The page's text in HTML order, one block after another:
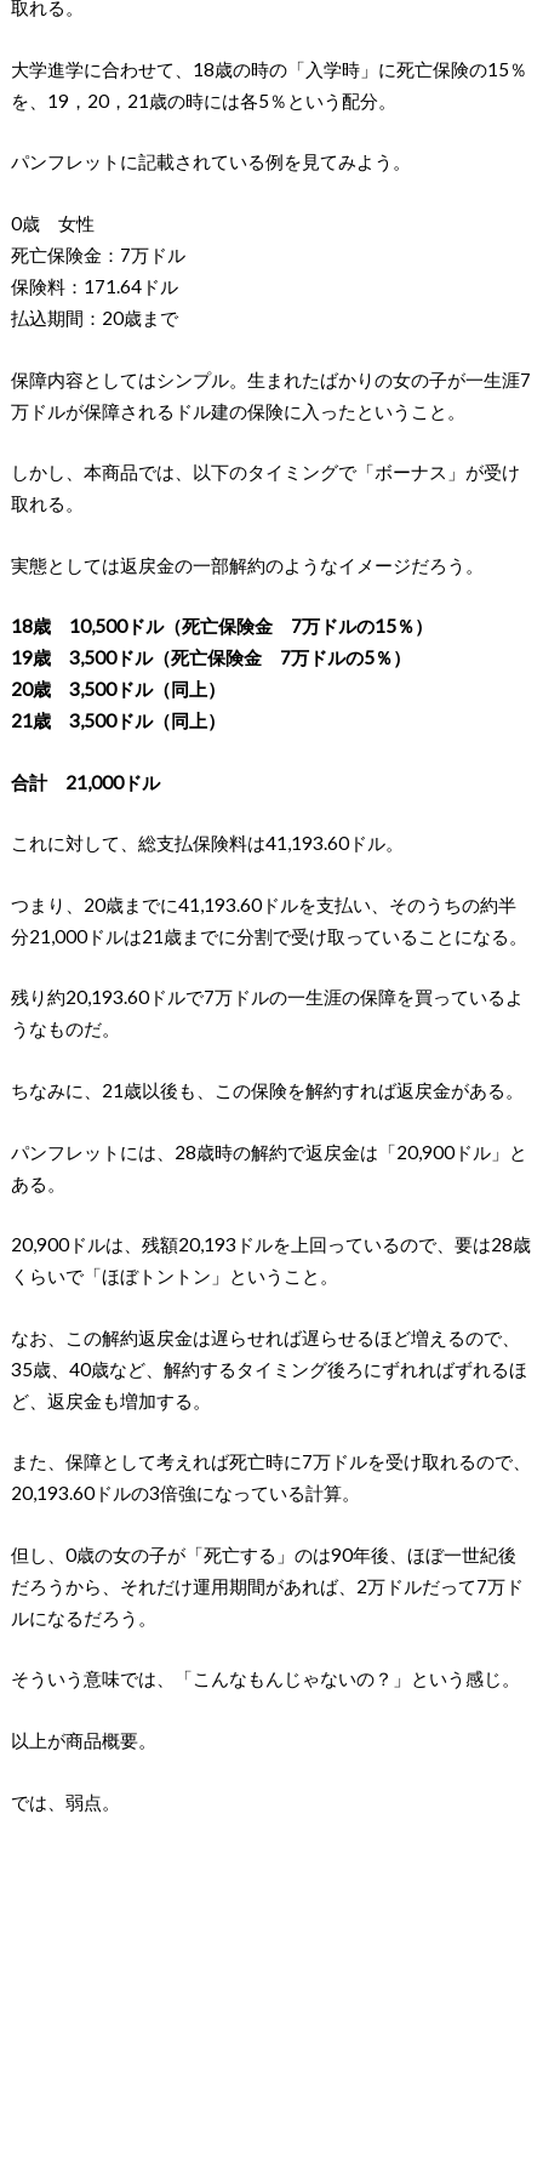
取れる。
大学進学に合わせて、18歳の時の「入学時」に死亡保険の15％
を、19，20，21歳の時には各5％という配分。
パンフレットに記載されている例を見てみよう。
0歳 女性
死亡保険金：7万ドル
保険料：171.64ドル
払込期間：20歳まで
保障内容としてはシンプル。生まれたばかりの女の子が一生涯7
万ドルが保障されるドル建の保険に入ったということ。
しかし、本商品では、以下のタイミングで「ボーナス」が受け
取れる。
実態としては返戻金の一部解約のようなイメージだろう。
18歳 10,500ドル（死亡保険金 7万ドルの15％）
19歳 3,500ドル（死亡保険金 7万ドルの5％）
20歳 3,500ドル（同上）
21歳 3,500ドル（同上）
合計 21,000ドル
これに対して、総支払保険料は41,193.60ドル。
つまり、20歳までに41,193.60ドルを支払い、そのうちの約半
分21,000ドルは21歳までに分割で受け取っていることになる。
残り約20,193.60ドルで7万ドルの一生涯の保障を買っているよ
うなものだ。
ちなみに、21歳以後も、この保険を解約すれば返戻金がある。
パンフレットには、28歳時の解約で返戻金は「20,900ドル」と
ある。
20,900ドルは、残額20,193ドルを上回っているので、要は28歳
くらいで「ほぼトントン」ということ。
なお、この解約返戻金は遅らせれば遅らせるほど増えるので、
35歳、40歳など、解約するタイミング後ろにずれればずれるほ
ど、返戻金も増加する。
また、保障として考えれば死亡時に7万ドルを受け取れるので、
20,193.60ドルの3倍強になっている計算。
但し、0歳の女の子が「死亡する」のは90年後、ほぼ一世紀後
だろうから、それだけ運用期間があれば、2万ドルだって7万ド
ルになるだろう。
そういう意味では、「こんなもんじゃないの？」という感じ。
以上が商品概要。
では、弱点。